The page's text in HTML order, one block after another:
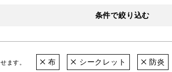
条件で絞り込む
ます。 布 シークレット 防炎